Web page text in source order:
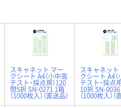
スキャネット マー
クシート A4（小中高
テスト・採点用）120
問5択 SN-0271 1箱
（1000枚入）（直送品）
スキャネット
クシート A4
テスト・採点
10択 SN-
（1000枚入）（